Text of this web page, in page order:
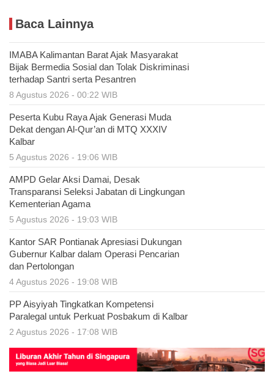
Baca Lainnya
IMABA Kalimantan Barat Ajak Masyarakat
Bijak Bermedia Sosial dan Tolak Diskriminasi
terhadap Santri serta Pesantren
8 Agustus 2026 - 00:22 WIB
Peserta Kubu Raya Ajak Generasi Muda
Dekat dengan Al-Qur’an di MTQ XXXIV
Kalbar
5 Agustus 2026 - 19:06 WIB
AMPD Gelar Aksi Damai, Desak
Transparansi Seleksi Jabatan di Lingkungan
Kementerian Agama
5 Agustus 2026 - 19:03 WIB
Kantor SAR Pontianak Apresiasi Dukungan
Gubernur Kalbar dalam Operasi Pencarian
dan Pertolongan
4 Agustus 2026 - 19:08 WIB
PP Aisyiyah Tingkatkan Kompetensi
Paralegal untuk Perkuat Posbakum di Kalbar
2 Agustus 2026 - 17:08 WIB